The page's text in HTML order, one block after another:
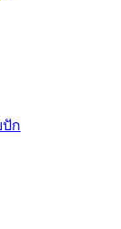
ปัก